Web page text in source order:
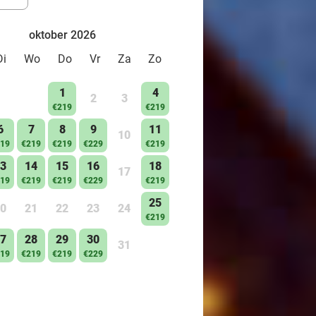
oktober 2026
Wo Do Vr Za Zo
1
€219
2 3 4
€219
7
€219
8
€219
9
€229
10 11
€219
14
€219
15
€219
16
€229
17 18
€219
21 22 23 24 25
€219
28
€219
29
€219
30
€229
31